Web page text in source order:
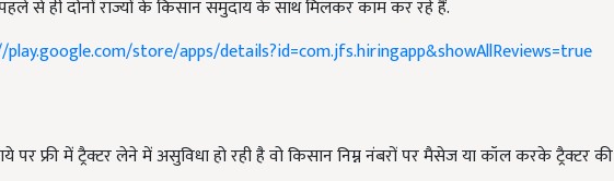
से ही दोनों राज्यों के किसान समुदाय के साथ मिलकर काम कर रहे हैं.
store/apps/details?id=com.jfs.hiringapp&showAllReviews=true
पर फ्री में ट्रैक्टर लेने में असुविधा हो रही है वो किसान निम्न नंबरों पर मैसेज या कॉल करके ट्रैक्टर की